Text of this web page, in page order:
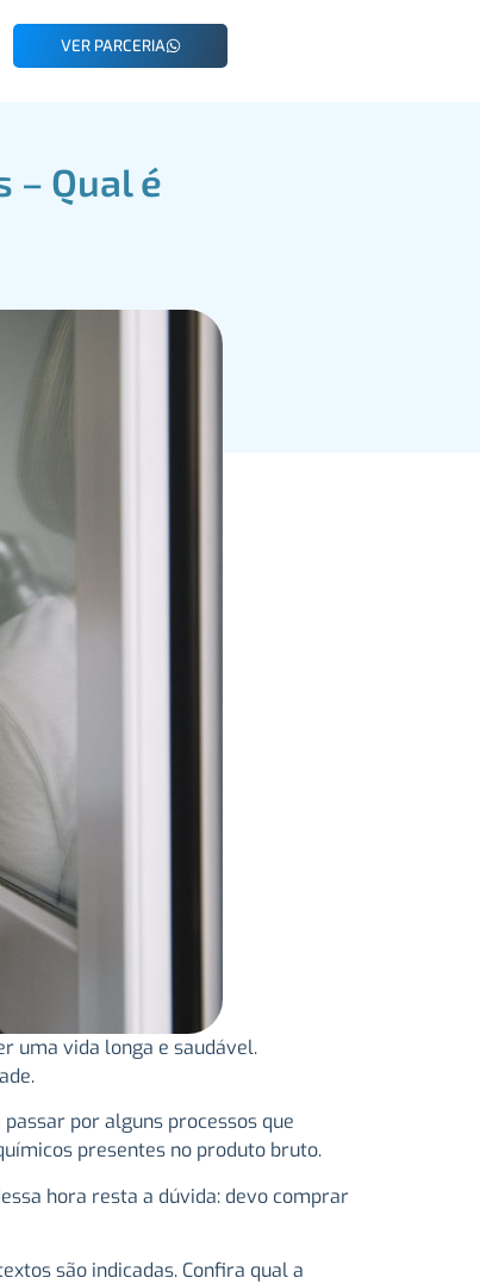
VER PARCERIA
– Qual é
uma vida longa e saudável.
por alguns processos que
presentes no produto bruto.
hora resta a dúvida: devo comprar
são indicadas. Confira qual a